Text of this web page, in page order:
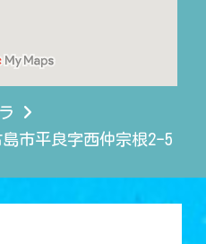
市平良字西仲宗根2-5